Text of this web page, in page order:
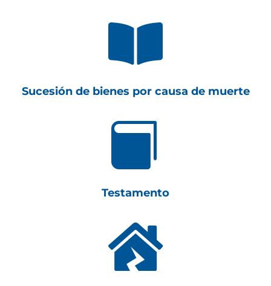

Sucesión de bienes por causa de muerte

Testamento
